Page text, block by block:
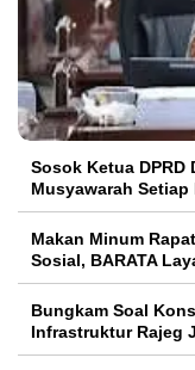
Sosok Ketua DPRD
Musyawarah
Makan Minum
Sosial, BARATA
Bungkam Soal
Infrastruktur Rajeg